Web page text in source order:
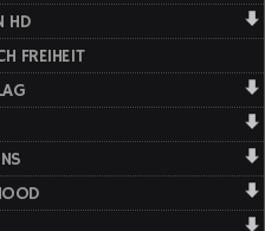
HD
FREIHEIT